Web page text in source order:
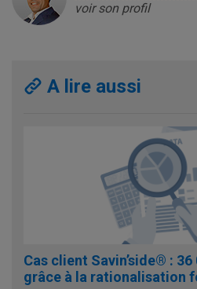
voir son profil
A lire aussi
Cas client Savin’side® :
grâce à la rationalisation